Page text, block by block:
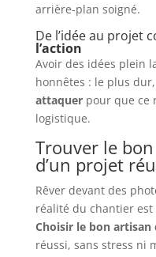
arrière-plan soigné.
De l’idée au projet
l’action
Avoir des idées plein
honnêtes : le plus dur,
attaquerpour que ce
logistique.
Trouver le
d’un projet
Rêver devant des
réalité du chantier
Choisir le bon artisan
réussi, sans stress ni